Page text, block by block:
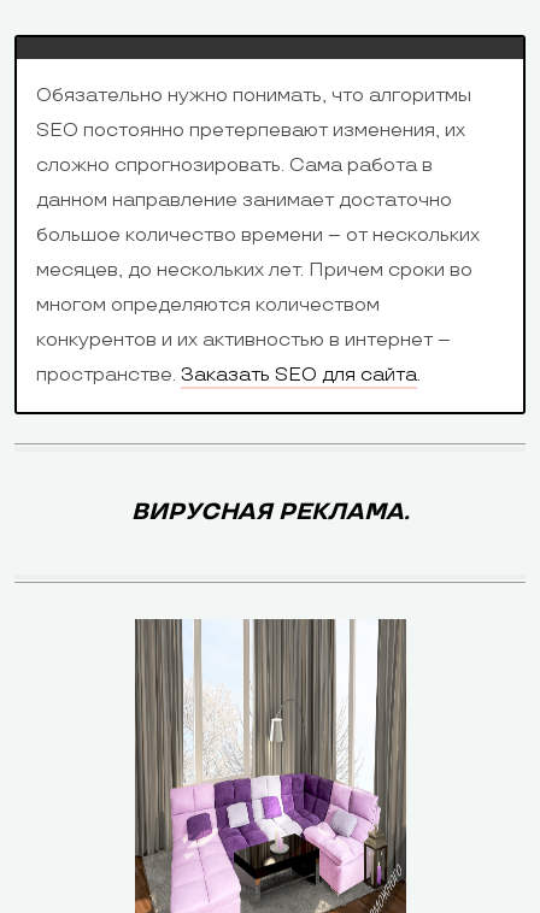
Обязательно нужно понимать, что алгоритмы
SEO постоянно претерпевают изменения, их
сложно спрогнозировать. Сама работа в
данном направление занимает достаточно
большое количество времени – от нескольких
месяцев, до нескольких лет. Причем сроки во
многом определяются количеством
конкурентов и их активностью в интернет –
пространстве. Заказать SEO для сайта.
ВИРУСНАЯ РЕКЛАМА.